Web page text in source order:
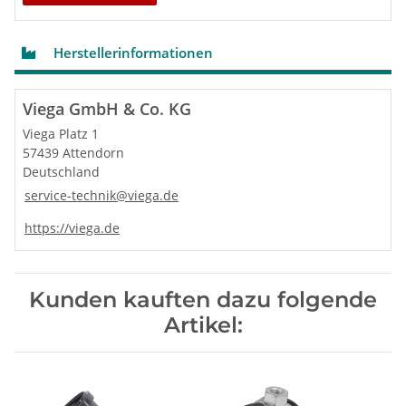
Herstellerinformationen
Viega GmbH & Co. KG
Viega Platz 1
57439 Attendorn
Deutschland
service-technik@viega.de
https://viega.de
Kunden kauften dazu folgende
Artikel: